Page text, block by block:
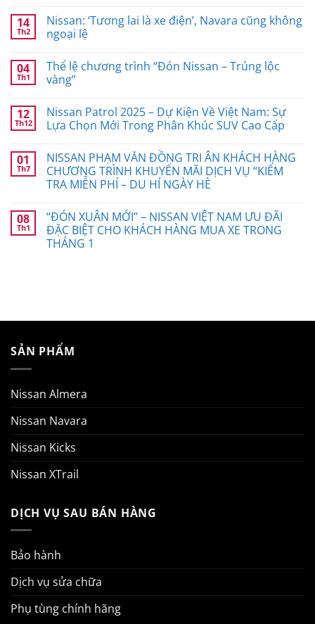
14
Th2
Nissan: ‘Tương lai là xe điện’, Navara cũng không
ngoại lệ
04
Th1
Thể lệ chương trình “Đón Nissan – Trúng lộc
vàng”
12
Th12
Nissan Patrol 2025 – Dự Kiện Về Việt Nam: Sự
Lựa Chọn Mới Trong Phân Khúc SUV Cao Cấp
01
Th7
NISSAN PHẠM VĂN ĐỒNG TRI ÂN KHÁCH HÀNG
CHƯƠNG TRÌNH KHUYẾN MÃI DỊCH VỤ “KIỂM
TRA MIỄN PHÍ – DU HÍ NGÀY HÈ
08
Th1
“ĐÓN XUÂN MỚI” – NISSAN VIỆT NAM ƯU ĐÃI
ĐẶC BIỆT CHO KHÁCH HÀNG MUA XE TRONG
THÁNG 1
SẢN PHẨM
Nissan Almera
Nissan Navara
Nissan Kicks
Nissan XTrail
DỊCH VỤ SAU BÁN HÀNG
Bảo hành
Dịch vụ sửa chữa
Phụ tùng chính hãng